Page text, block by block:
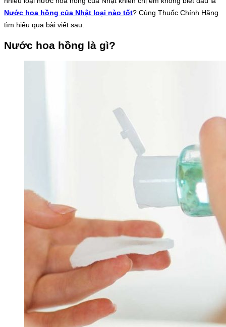
Nước hoa hồng của Nhật loại nào tốt? Cùng Thuốc Chính Hãng
tìm hiểu qua bài viết sau.
Nước hoa hồng là gì?